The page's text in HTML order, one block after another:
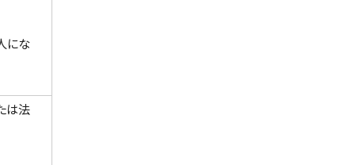
にな
は法